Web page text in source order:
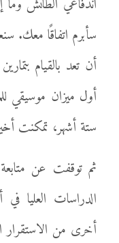
اندفاعي الطائش
سأبرم اتفاقًا معك.
أن تعد بالقيام
أول ميزان موسيقي
ستة أشهر، تمكنت
ثم توقفت عن
الدراسات العليا
أخرى من الاستقرار